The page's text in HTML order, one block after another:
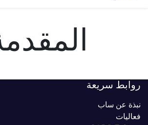
روابط سريعة
نبذة عن ساب
فعاليات